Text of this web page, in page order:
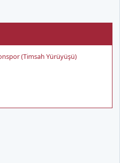
(Timsah Yürüyüşü)